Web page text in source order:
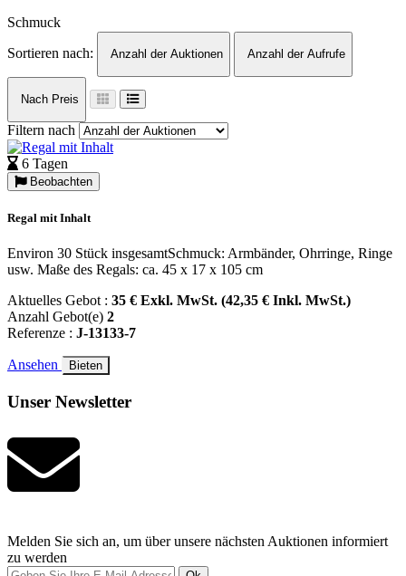
Schmuck
Sortieren nach:
Anzahl der Auktionen Anzahl der Aufrufe
Nach Preis
Filtern nach
6 Tagen
Beobachten
Regal mit Inhalt
Environ 30 Stück insgesamtSchmuck: Armbänder, Ohrringe, Ringe
usw. Maße des Regals: ca. 45 x 17 x 105 cm
Aktuelles Gebot : 35 € Exkl. MwSt. (42,35 € Inkl. MwSt.)
Anzahl Gebot(e) 2
Referenze : J-13133-7
Ansehen Bieten
Unser Newsletter
Melden Sie sich an, um über unsere nächsten Auktionen informiert
zu werden